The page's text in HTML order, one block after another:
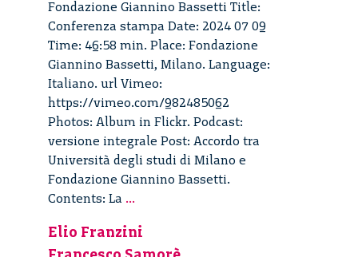
Fondazione Giannino Bassetti Title:
Conferenza stampa Date: 2024 07 09
Time: 46:58 min. Place: Fondazione
Giannino Bassetti, Milano. Language:
Italiano. url Vimeo:
https://vimeo.com/982485062
Photos: Album in Flickr. Podcast:
versione integrale Post: Accordo tra
Università degli studi di Milano e
Fondazione Giannino Bassetti.
Contents: La ...
Università
Elio Franzini